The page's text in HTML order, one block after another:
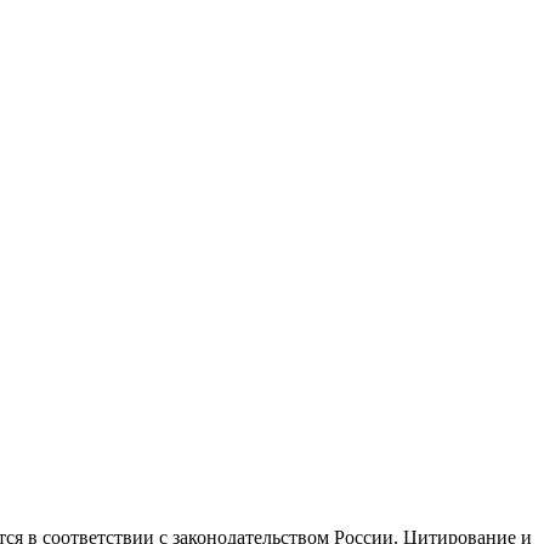
в соответствии с законодательством России. Цитирование и